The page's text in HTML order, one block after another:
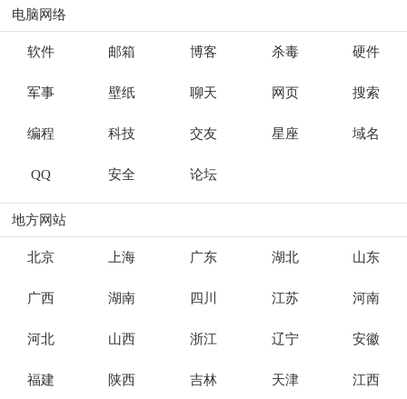
电脑网络
软件 邮箱 博客 杀毒 硬件
军事 壁纸 聊天 网页 搜索
编程 科技 交友 星座 域名
QQ 安全 论坛
地方网站
北京 上海 广东 湖北 山东
广西 湖南 四川 江苏 河南
河北 山西 浙江 辽宁 安徽
福建 陕西 吉林 天津 江西